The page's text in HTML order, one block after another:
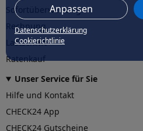
Anpassen
Datenschutzerklärung
Cookierichtlinie
Sofortüberweisung
Rechnung
Lastschrift
Ratenkauf
Unser Service für Sie
Hilfe und Kontakt
CHECK24 App
CHECK24 Gutscheine